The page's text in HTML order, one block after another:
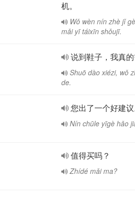
机。
Wǒ wèn nín zhè jǐ
mǎi yī táixīn shǒujī.
说到鞋子，我真的
Shuō dào xiézi, wǒ
de.
您出了一个好建议
Nín chūle yīgè hǎo
值得买吗？
Zhídé mǎi ma?